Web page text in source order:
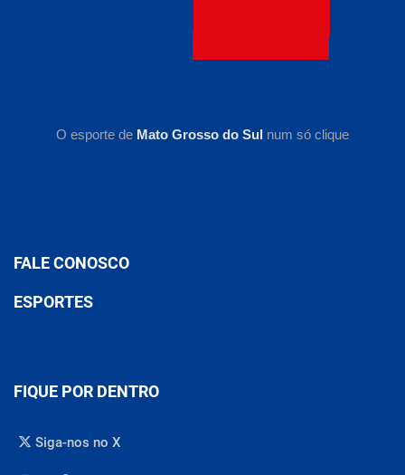
O esporte de Mato Grosso do Sul num só clique
FALE CONOSCO
ESPORTES
FIQUE POR DENTRO
Siga-nos no X